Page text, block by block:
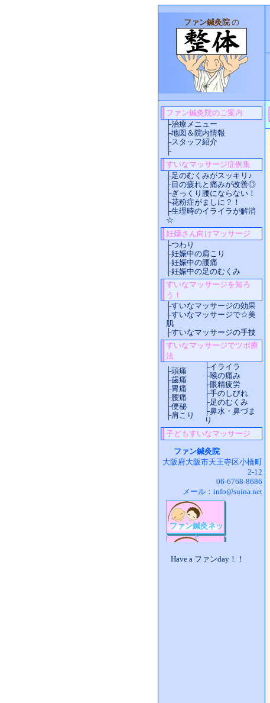
ファン鍼灸院 の
ファン鍼灸院のご案内
├治療メニュー
├地図＆院内情報
├スタッフ紹介
├
すいなマッサージ症例集
├足のむくみがスッキリ♪
├目の疲れと痛みが改善◎
├ぎっくり腰にならない！
├花粉症がましに？！
├生理時のイライラが解消
☆
妊婦さん向けマッサージ
├つわり
├妊娠中の肩こり
├妊娠中の腰痛
├妊娠中の足のむくみ
すいなマッサージを知ろ
う！
├すいなマッサージの効果
├すいなマッサージで☆美
肌
├すいなマッサージの手技
すいなマッサージでツボ療
法
├頭痛
├歯痛
├胃痛
├腰痛
├便秘
├肩こり
├イライラ
├喉の痛み
├眼精疲労
├手のしびれ
├足のむくみ
├鼻水・鼻づま
り
子どもすいなマッサージ
ファン鍼灸院
大阪府大阪市天王寺区小橋町
2-12
06-6768-8686
メール： info@suina.net
ファン鍼灸ネッ
ト
Have a ファンday！！